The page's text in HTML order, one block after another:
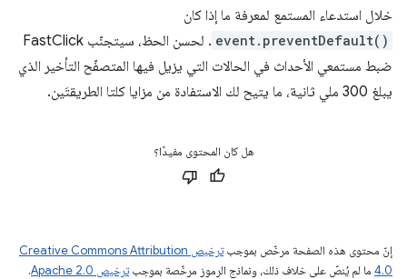
خلال استدعاء المستمع لمعرفة ما إذا كان
event.preventDefault()
. لحسن الحظ، سيتجنّب FastClick
ضبط مستمعي الأحداث في الحالات التي يزيل فيها المتصفّح التأخير الذي
يبلغ 300 ملي ثانية، ما يتيح لك الاستفادة من مزايا كلتا الطريقتَين.
هل كان المحتوى مفيدًا؟
إنّ محتوى هذه الصفحة مرخّص بموجب
ترخيص Creative Commons Attribution
4.0‏ ما لم يُنصّ على خلاف ذلك، ونماذج الرموز مرخّصة بموجبترخيص Apache 2.0‏
.